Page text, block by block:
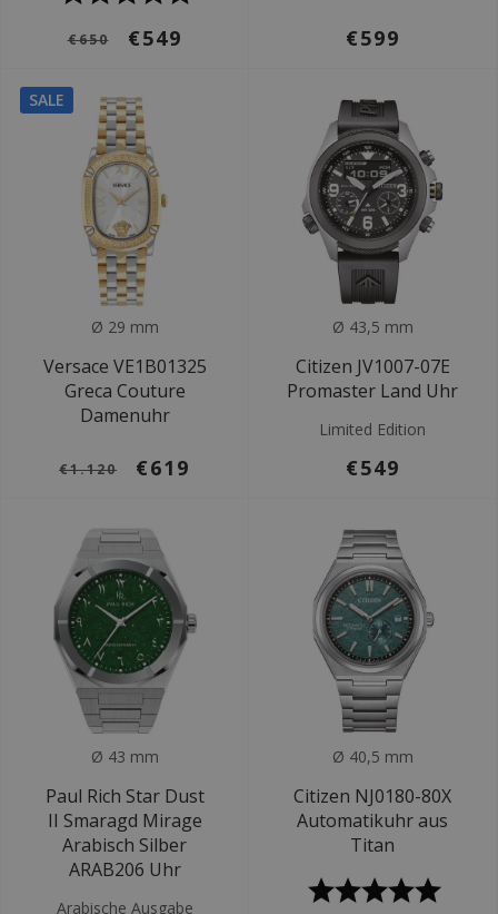
€650 €549 €599
SALE
Ø 29 mm
Versace VE1B01325
Greca Couture
Damenuhr
€1.120 €619
Ø 43,5 mm
Citizen JV1007-07E
Promaster Land Uhr
Limited Edition
€549
Ø 43 mm
Paul Rich Star Dust
II Smaragd Mirage
Arabisch Silber
ARAB206 Uhr
Arabische Ausgabe
Ø 40,5 mm
Citizen NJ0180-80X
Automatikuhr aus
Titan